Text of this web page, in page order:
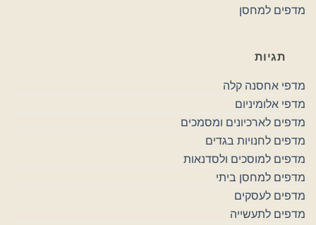
מדפים למחסן
תגיות
מדפי אחסנה קלה
מדפי אלומיניום
מדפים לארכיונים ומסמכים
מדפים לחנויות בגדים
מדפים למוסכים ולסדנאות
מדפים למחסן ביתי
מדפים לעסקים
מדפים לתעשייה